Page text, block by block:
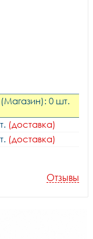
0 шт.
(доставка)
(доставка)
Отзывы